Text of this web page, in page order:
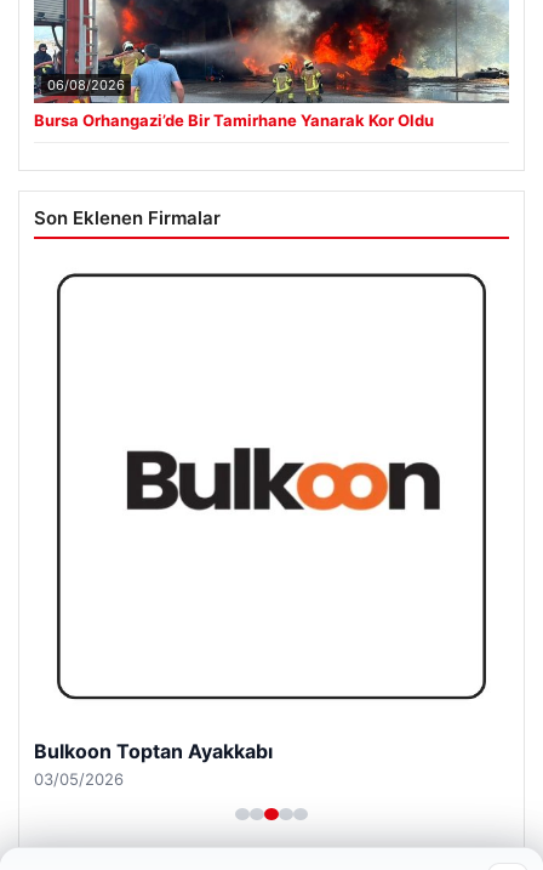
06/08/2026
Bursa Orhangazi’de Bir Tamirhane Yanarak Kor Oldu
Son Eklenen Firmalar
Bulkoon Toptan Ayakkabı
03/05/2026